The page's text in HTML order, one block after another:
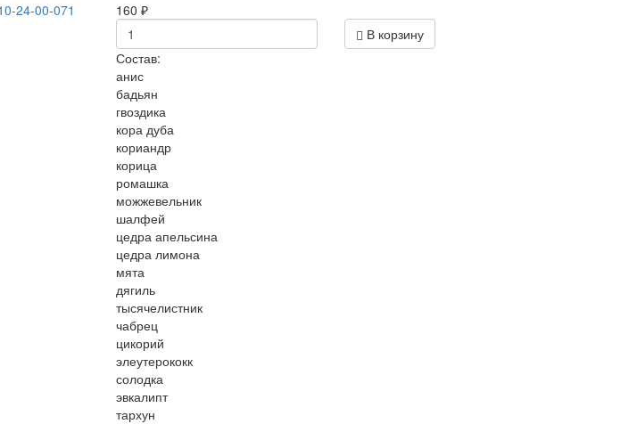
160₽
В корзину
Состав:
анис
бадьян
гвоздика
кора дуба
кориандр
корица
ромашка
можжевельник
шалфей
цедра апельсина
цедра лимона
мята
дягиль
тысячелистник
чабрец
цикорий
элеутерококк
солодка
эвкалипт
тархун